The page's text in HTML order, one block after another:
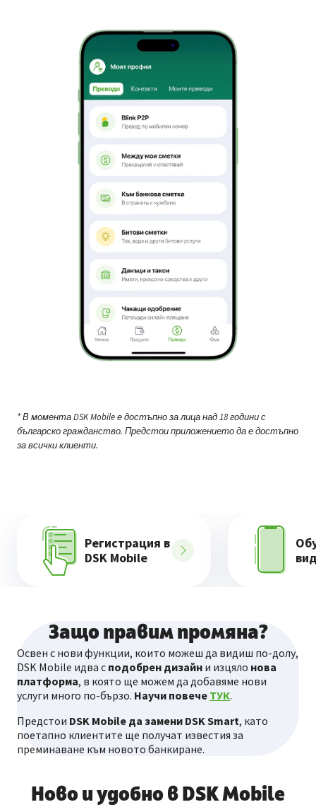
* В момента DSK Mobile е достъпно за лица над 18 години с
българско гражданство. Предстои приложението да е достъпно
за всички клиенти.
Регистрация в
DSK Mobile
Защо правим промяна?
Освен с нови функции, които можеш да видиш по-долу,
DSK Mobile идва с подобрен дизайн и изцяло нова
платформа, в която ще можем да добавяме нови
услуги много по-бързо. Научи повече ТУК.
Предстои DSK Mobile да замени DSK Smart, като
поетапно клиентите ще получат известия за
преминаване към новото банкиране.
Ново и удобно в DSK Mobile